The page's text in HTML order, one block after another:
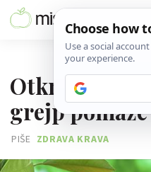
Otkriveno je
grejp
PIŠE ZDRAVA KRAVA